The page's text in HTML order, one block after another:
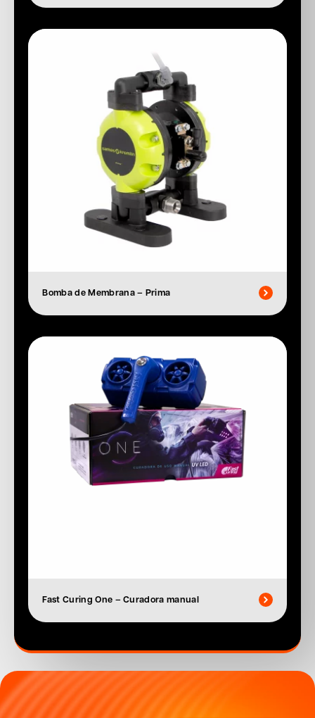
Bomba de Membrana – Prima
Fast Curing One – Curadora manual